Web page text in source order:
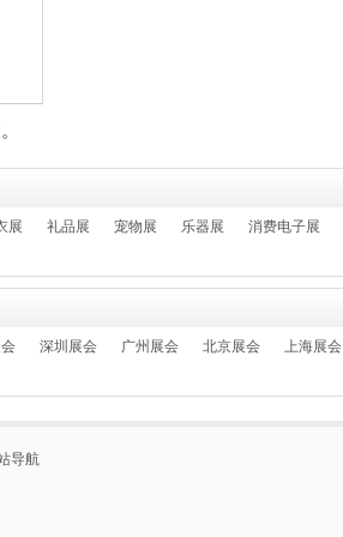
展 礼品展 宠物展 乐器展 消费电子展
深圳展会 广州展会 北京展会
上海展会
导航